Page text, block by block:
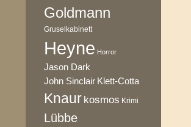
Goldmann
Gruselkabinett
Heyne Horror
Jason Dark
John Sinclair Klett-Cotta
Knaur kosmos Krimi
Lübbe